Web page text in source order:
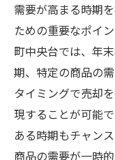
需要が高まる時期
ための重要なポイ
町中央台では、年
期、特定の商品の
タイミングで売却
現することが可能
ある時期もチャン
商品の需要が一時